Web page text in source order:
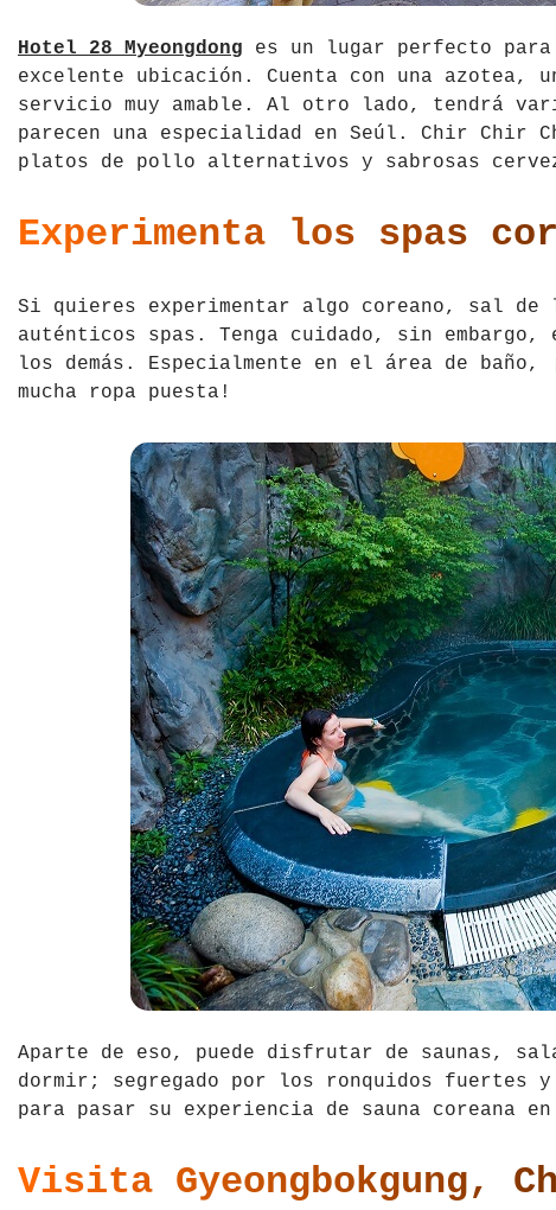
Hotel 28 Myeongdong es un lugar perfecto para
excelente ubicación. Cuenta con una azotea,
servicio muy amable. Al otro lado, tendrá
parecen una especialidad en Seúl. Chir Chir
platos de pollo alternativos y sabrosas
Experimenta los spas
Si quieres experimentar algo coreano, sal de
auténticos spas. Tenga cuidado, sin
los demás. Especialmente en el área de
mucha ropa puesta!
Aparte de eso, puede disfrutar de saunas,
dormir; segregado por los ronquidos fuertes
para pasar su experiencia de sauna coreana en
Visita Gyeongbokgung,